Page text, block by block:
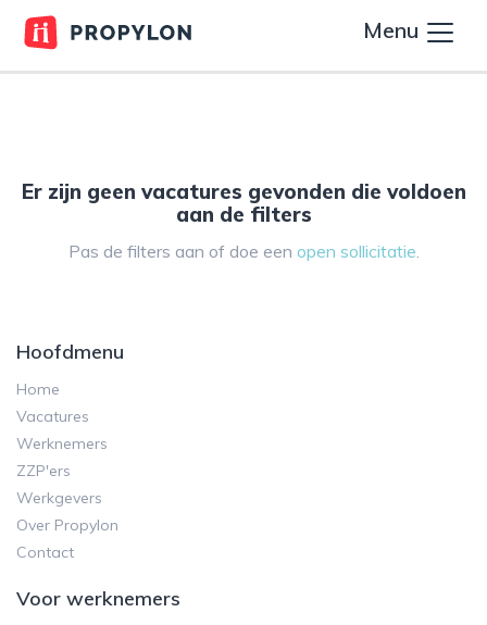
Menu
Er zijn geen vacatures gevonden die voldoen
aan de filters
Pas de filters aan of doe een open sollicitatie.
Hoofdmenu
Home
Vacatures
Werknemers
ZZP'ers
Werkgevers
Over Propylon
Contact
Voor werknemers